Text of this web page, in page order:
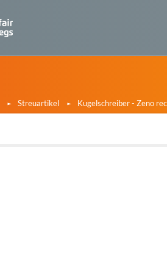
Streuartikel Kugelschreiber - Zeno